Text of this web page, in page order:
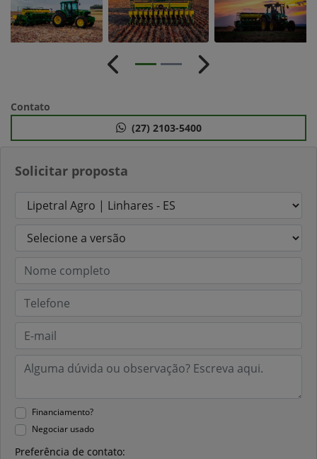
Solicitar proposta
Financiamento?
Negociar usado
Preferência de contato:
Anterior Próximo
Contato
(27) 2103-5400